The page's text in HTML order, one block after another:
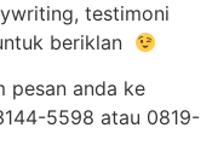
testimoni
beriklan
pesan anda ke
5598 atau 0819-